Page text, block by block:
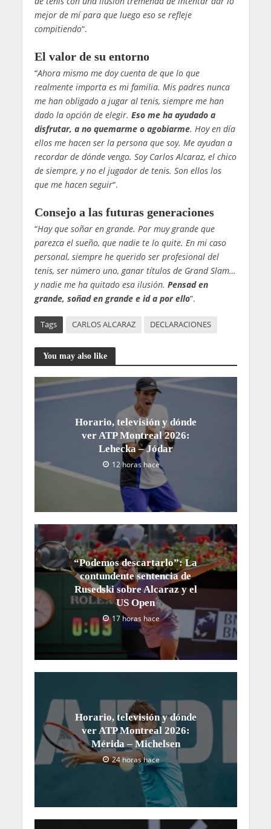
mejor de mí para que luego eso se refleje
compitiendo“.
El valor de su entorno
“Ahora mismo me doy cuenta de que lo que
realmente importa es mi familia. Mis padres nunca
me han obligado a jugar al tenis, siempre me han
dado la opción de elegir. Eso me ha ayudado a
disfrutar, a no quemarme o agobiarme. Hoy en día
ellos me hacen ser la persona que soy. Me ayudan a
recordar de dónde vengo. Soy Carlos Alcaraz, el chico
de siempre, y no el jugador de tenis. Son ellos los
que me hacen seguir“.
Consejo a las futuras generaciones
“Hay que soñar en grande. Por muy grande que
parezca el sueño, que nadie te lo quite. En mi caso
personal, siempre he querido ser profesional del
tenis, ser número uno, ganar títulos de Grand Slam…
y nadie me ha quitado esa ilusión. Pensad en
grande, soñad en grande e id a por ello“.
Tags CARLOS ALCARAZ DECLARACIONES
You may also like
Horario, televisión y dónde
ver ATP Montreal 2026:
Lehecka – Jódar
12 horas hace
“Podemos descartarlo”: La
contundente sentencia de
Rusedski sobre Alcaraz y el
US Open
17 horas hace
Horario, televisión y dónde
ver ATP Montreal 2026:
Mérida – Michelsen
24 horas hace